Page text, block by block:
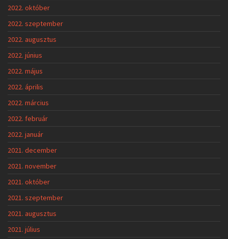
2022. október
2022. szeptember
2022. augusztus
2022. június
2022. május
2022. április
2022. március
2022. február
2022. január
2021. december
2021. november
2021. október
2021. szeptember
2021. augusztus
2021. július